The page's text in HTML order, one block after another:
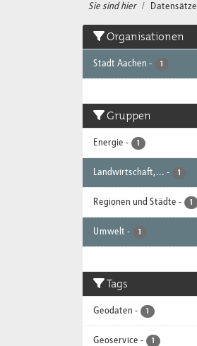
Sie sind hier Datensätze
Organisationen
Stadt Aachen - 1
Gruppen
Energie - 1
Landwirtschaft,... - 1
Regionen und Städte - 1
Umwelt - 1
Tags
Geodaten - 1
Geoservice - 1